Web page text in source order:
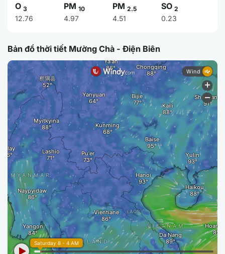
O 3
12.76
PM 10
4.97
PM 2.5
4.51
SO 2
0.23
Bản đồ thời tiết Mường Chà - Điện Biên